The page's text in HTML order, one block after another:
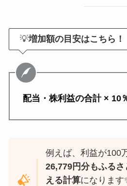
💡増加額の目安はこちら！
配当・株利益の合計 × 10
例えば、利益が100
26,779円分もふる
える計算になります